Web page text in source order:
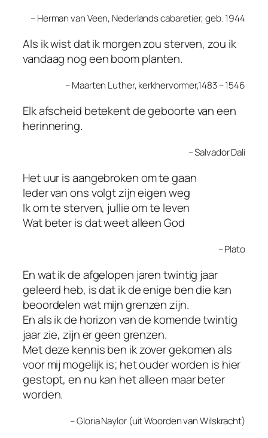
– Herman van Veen, Nederlands cabaretier, geb. 1944
Als ik wist dat ik morgen zou sterven, zou ik
vandaag nog een boom planten.
– Maarten Luther, kerkhervormer,1483 – 1546
Elk afscheid betekent de geboorte van een
herinnering.
– Salvador Dali
Het uur is aangebroken om te gaan
Ieder van ons volgt zijn eigen weg
Ik om te sterven, jullie om te leven
Wat beter is dat weet alleen God
– Plato
En wat ik de afgelopen jaren twintig jaar
geleerd heb, is dat ik de enige ben die kan
beoordelen wat mijn grenzen zijn.
En als ik de horizon van de komende twintig
jaar zie, zijn er geen grenzen.
Met deze kennis ben ik zover gekomen als
voor mij mogelijk is; het ouder worden is hier
gestopt, en nu kan het alleen maar beter
worden.
– Gloria Naylor (uitWoorden van Wilskracht)